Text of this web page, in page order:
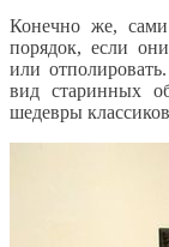
Конечно же,
порядок, если
или
вид старинных
шедевры